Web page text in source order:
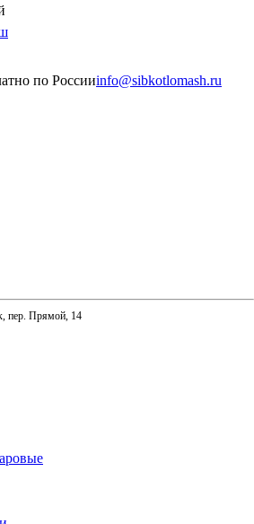
по Россииinfo@sibkotlomash.ru
пер. Прямой, 14